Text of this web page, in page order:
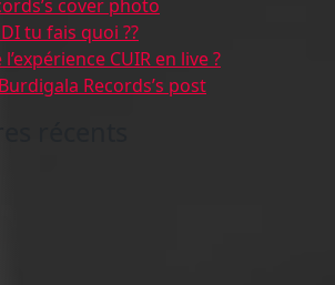
cover photo
tu fais quoi ??
CUIR en live ?
Records’s post
récents